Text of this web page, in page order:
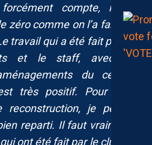
compte, mais
zéro comme on l’a fait, ce
travail qui a été fait par le
et le staff, avec le
du centre
très positif. Pour une
je pense
reparti. Il faut vraiment
ont été fait par le club et